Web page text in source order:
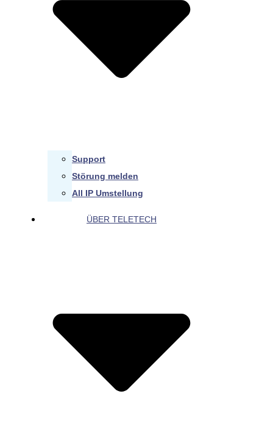
Support
Störung melden
All IP Umstellung
ÜBER TELETECH